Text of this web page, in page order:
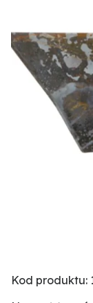
Kod produktu: